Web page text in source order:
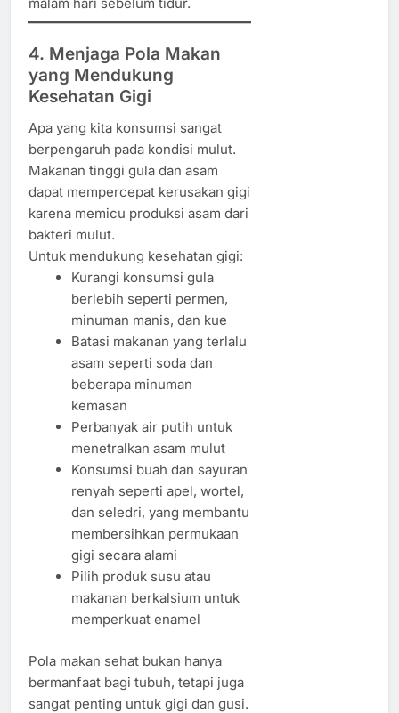
4. Menjaga Pola Makan
yang Mendukung
Kesehatan Gigi
Apa yang kita konsumsi sangat
berpengaruh pada kondisi mulut.
Makanan tinggi gula dan asam
dapat mempercepat kerusakan gigi
karena memicu produksi asam dari
bakteri mulut.
Untuk mendukung kesehatan gigi:
Kurangi konsumsi gula
berlebih seperti permen,
minuman manis, dan kue
Batasi makanan yang terlalu
asam seperti soda dan
beberapa minuman
kemasan
Perbanyak air putih untuk
menetralkan asam mulut
Konsumsi buah dan sayuran
renyah seperti apel, wortel,
dan seledri, yang membantu
membersihkan permukaan
gigi secara alami
Pilih produk susu atau
makanan berkalsium untuk
memperkuat enamel
Pola makan sehat bukan hanya
bermanfaat bagi tubuh, tetapi juga
sangat penting untuk gigi dan gusi.